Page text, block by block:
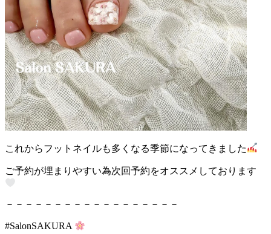
これからフットネイルも多くなる季節になってきました
ご予約が埋まりやすい為次回予約をオススメしております
－－－－－－－－－－－－－－－－－－
#SalonSAKURA